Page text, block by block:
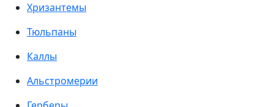
Хризантемы
Тюльпаны
Каллы
Альстромерии